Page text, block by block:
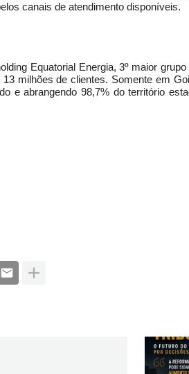
canais de atendimento disponíveis.
Equatorial Energia, 3º maior
milhões de clientes. Somente em
e abrangendo 98,7% do território